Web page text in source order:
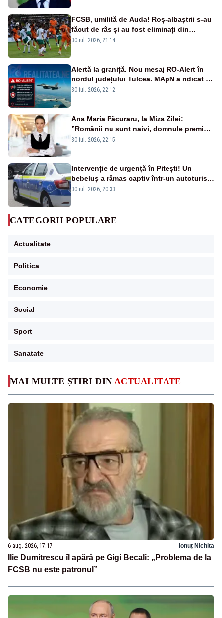
MAI MULTE ȘTIRI DIN ACTUALITATE
6 aug. 2026, 17:17 Ionuț Nichita
Ilie Dumitrescu îl apără pe Gigi Becali: „Problema de la
FCSB nu este patronul”
FCSB, umilită de Auda! Roș-albaștrii s-au
făcut de râs și au fost eliminați din
Conference League
30 iul. 2026, 21:14
Alertă la graniță. Nou mesaj RO-Alert în
nordul județului Tulcea. MApN a ridicat de
la sol două avioane F-16
30 iul. 2026, 22:12
Ana Maria Păcuraru, la Miza Zilei:
”Românii nu sunt naivi, domnule premier
Bolojan”
30 iul. 2026, 22:15
Intervenție de urgență în Pitești! Un
bebeluș a rămas captiv într-un autoturism
din cauza unei defecțiuni
30 iul. 2026, 20:33
CATEGORII POPULARE
Actualitate
Politica
Economie
Social
Sport
Sanatate